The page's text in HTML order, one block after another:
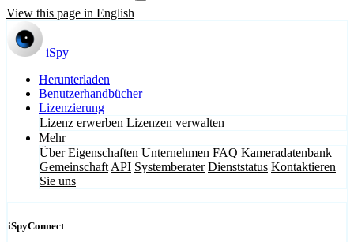
View this page in English
iSpy
Herunterladen
Benutzerhandbücher
Lizenzierung
Lizenz erwerben Lizenzen verwalten
Mehr
Über Eigenschaften Unternehmen FAQ Kameradatenbank
Gemeinschaft API Systemberater Dienststatus Kontaktieren
Sie uns
iSpyConnect